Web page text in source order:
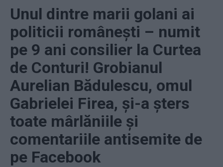
Unul dintre marii golani ai
politicii românești – numit
pe 9 ani consilier la Curtea
de Conturi! Grobianul
Aurelian Bădulescu, omul
Gabrielei Firea, și-a șters
toate mârlăniile și
comentariile antisemite de
pe Facebook